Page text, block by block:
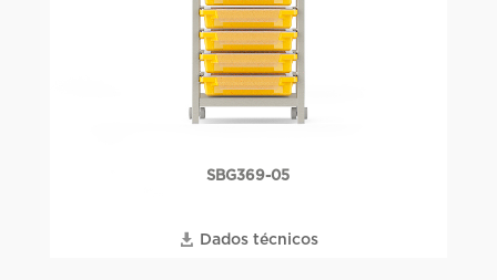
SBG369-05
Dados técnicos